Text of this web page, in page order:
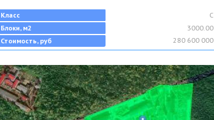
Класс
C
Блоки, м2
3000.00
Стоимость, руб
280 600 000